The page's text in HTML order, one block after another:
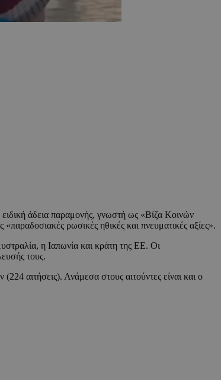
ειδική άδεια παραμονής, γνωστή ως «Βίζα Κοινών
ρωσικές ηθικές και πνευματικές αξίες».
η Ιαπωνία και κράτη της ΕΕ. Οι
τους.
αιτήσεις). Ανάμεσα στους αιτούντες είναι και ο